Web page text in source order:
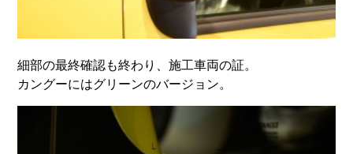
細部の最終確認も終わり、施工車両の証。
カングーにはグリーンのバージョン。